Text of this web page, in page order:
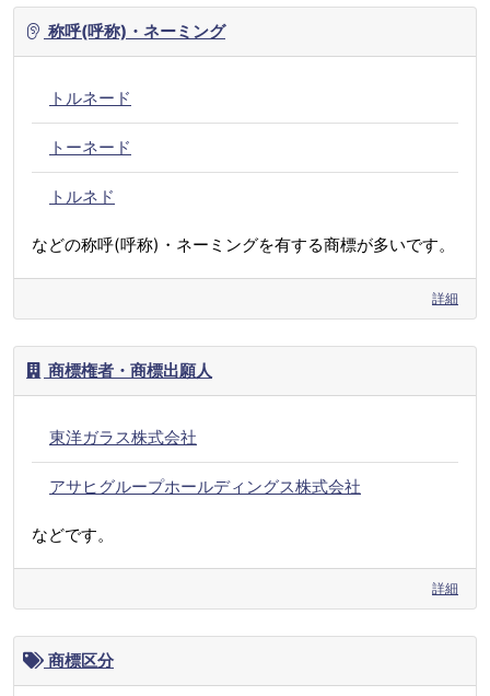
称呼(呼称)・ネーミング
トルネード
トーネード
トルネド
などの称呼(呼称)・ネーミングを有する商標が多いです。
詳細
商標権者・商標出願人
東洋ガラス株式会社
アサヒグループホールディングス株式会社
などです。
詳細
商標区分